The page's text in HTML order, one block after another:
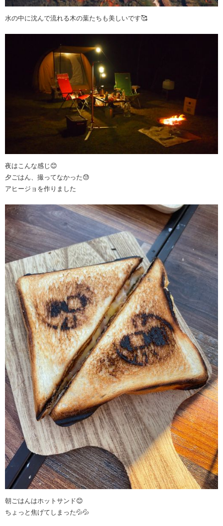
水の中に沈んで流れる木の葉たちも美しいです🥰
夜はこんな感じ😊
夕ごはん、撮ってなかった😓
アヒージョを作りました
朝ごはんはホットサンド😊
ちょっと焦げてしまった💦💦